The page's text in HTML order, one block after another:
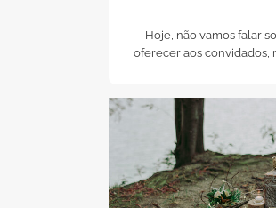
Hoje, não vamos falar
oferecer aos convidados,
mais lindas